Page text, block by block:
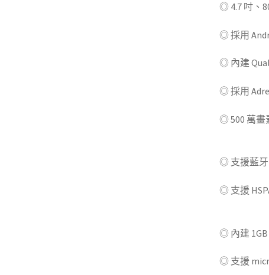
◎ 4.7 吋、
◎ 採用
◎ 內建
◎ 採用
◎ 500 萬畫
◎ 支援藍牙
◎ 支援
◎ 內建 1GB
◎ 支援